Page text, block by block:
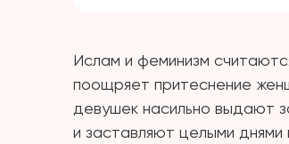
Ислам и феминизм
поощряет притеснение
девушек насильно выдают
и заставляют целыми